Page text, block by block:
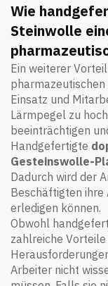
Wie
Steinwolle
Ein weiterer
Einsatz und
Lärmpegel zu
beeinträchtigen
Handgefertigte
Gesteinswolle-
Dadurch wird der
Beschäftigten ihre
erledigen können.
Obwohl
zahlreiche
Arbeiter nicht